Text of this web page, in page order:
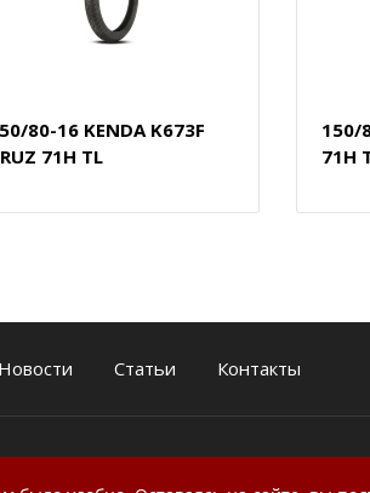
80-16 KENDA K673F
71H TL
150/
71H
Статьи Контакты